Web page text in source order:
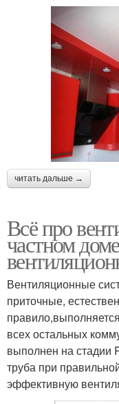
читать дальше →
Всё про
частном
Вентиляционные
приточные,
всех остальных
выполнен на стадии
труба при
эффективную